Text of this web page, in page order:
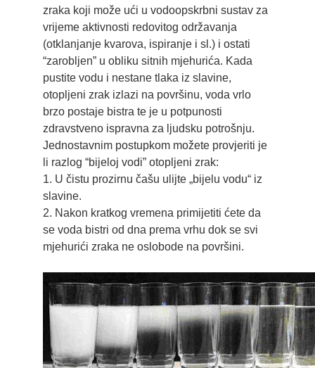
zraka koji može ući u vodoopskrbni sustav za
vrijeme aktivnosti redovitog održavanja
(otklanjanje kvarova, ispiranje i sl.) i ostati
“zarobljen” u obliku sitnih mjehurića. Kada
pustite vodu i nestane tlaka iz slavine,
otopljeni zrak izlazi na površinu, voda vrlo
brzo postaje bistra te je u potpunosti
zdravstveno ispravna za ljudsku potrošnju.
Jednostavnim postupkom možete provjeriti je
li razlog “bijeloj vodi” otopljeni zrak:
1. U čistu prozirnu čašu ulijte „bijelu vodu“ iz
slavine.
2. Nakon kratkog vremena primijetiti ćete da
se voda bistri od dna prema vrhu dok se svi
mjehurići zraka ne oslobode na površini.